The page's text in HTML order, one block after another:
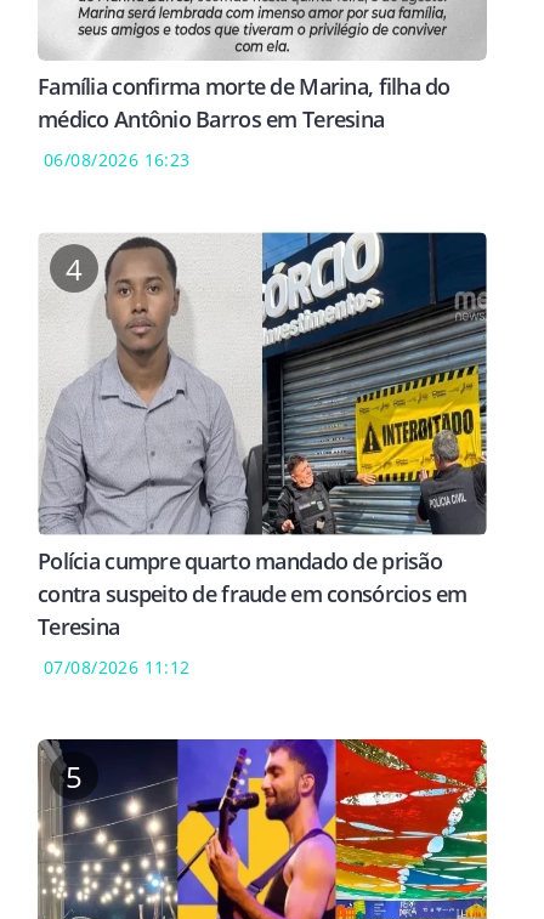
Família confirma morte de Marina, filha do
médico Antônio Barros em Teresina
06/08/2026 16:23
4
Polícia cumpre quarto mandado de prisão
contra suspeito de fraude em consórcios em
Teresina
07/08/2026 11:12
5